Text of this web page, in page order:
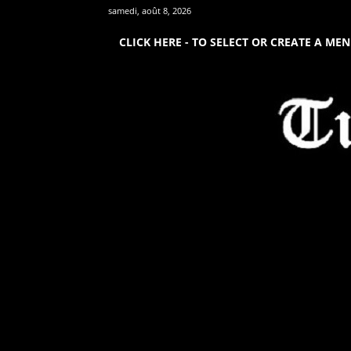
samedi, août 8, 2026
CLICK HERE - TO SELECT OR CREATE A